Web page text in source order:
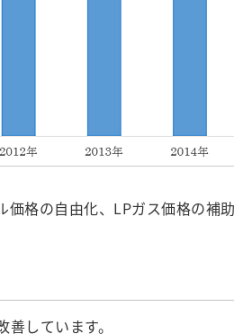
価格の自由化、LPガス価格の補
しています。